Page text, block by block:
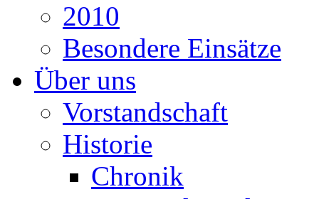
2010
Besondere Einsätze
Über uns
Vorstandschaft
Historie
Chronik